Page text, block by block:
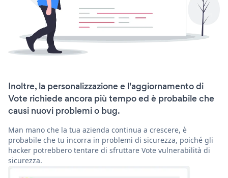
Inoltre, la personalizzazione e l'aggiornamento di
Vote richiede ancora più tempo ed è probabile che
causi nuovi problemi o bug.
Man mano che la tua azienda continua a crescere, è
probabile che tu incorra in problemi di sicurezza, poiché gli
hacker potrebbero tentare di sfruttare Vote vulnerabilità di
sicurezza.